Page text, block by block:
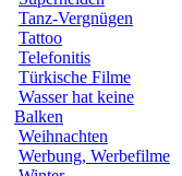
Tanz-Vergnügen
Tattoo
Telefonitis
Türkische Filme
Wasser hat keine
Balken
Weihnachten
Werbung, Werbefilme